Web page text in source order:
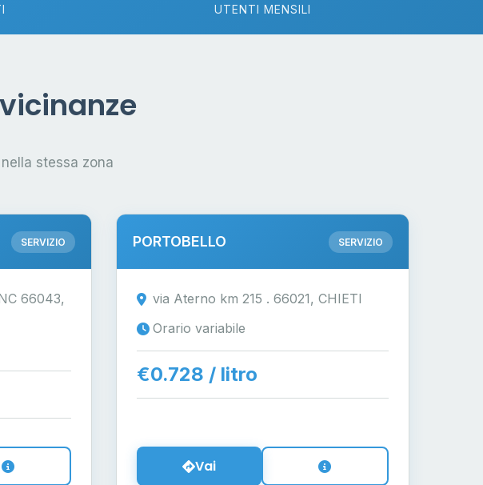
UTENTI MENSILI
stessa zona
SERVIZIO
66043,
PORTOBELLO SERVIZIO
via Aterno km 215 . 66021, CHIETI
Orario variabile
€0.728 / litro
Vai